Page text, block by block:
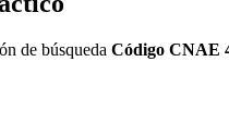
de búsqueda Código CNAE